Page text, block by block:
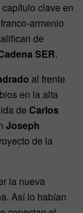
clave en
armenio
de
SER.
al frente
en la alta
de Carlos
Joseph
de la
la nueva
Así lo habían